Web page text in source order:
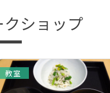
ショップ
教室